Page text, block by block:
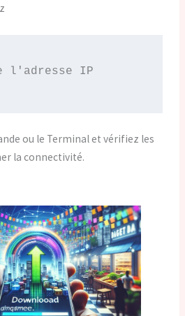
ou le Terminal et vérifiez les
la connectivité.